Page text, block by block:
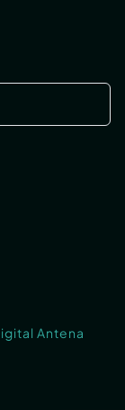
Antena